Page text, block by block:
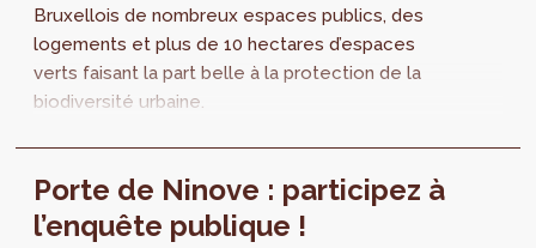
Bruxellois de nombreux espaces publics, des
logements et plus de 10 hectares d’espaces
verts faisant la part belle à la protection de la
biodiversité urbaine.
Porte de Ninove : participez à
l’enquête publique !